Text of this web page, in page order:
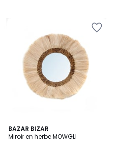
BAZAR BIZAR
Miroir en herbe MOWGLI